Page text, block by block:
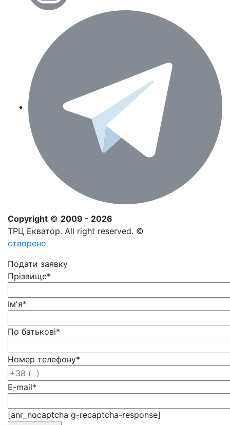
Copyright © 2009 - 2026
ТРЦ Екватор. All right reserved. ©
створено
Подати заявку
Прізвище*
Ім'я*
По батькові*
Номер телефону*
E-mail*
[anr_nocaptcha g-recaptcha-response]